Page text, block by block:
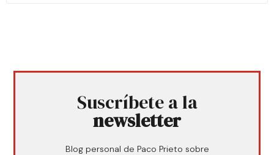
Suscríbete a la
newsletter
Blog personal de Paco Prieto sobre